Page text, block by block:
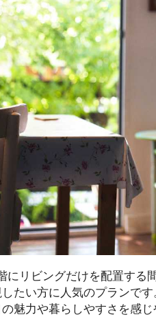
にリビングだけを配置する
たい方に人気のプランで
の魅力や暮らしやすさを感じ